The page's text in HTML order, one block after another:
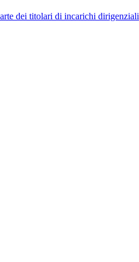
dei titolari di incarichi dirigenziali